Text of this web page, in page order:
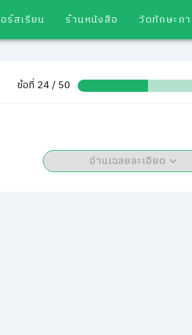
ร์สเรียน ร้านหนังสือ วัดทักษะภ
ข้อที่ 24 / 50
อ่านเฉลยละเอียด